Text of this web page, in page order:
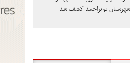
شهرستان بویراحمد کشف شد